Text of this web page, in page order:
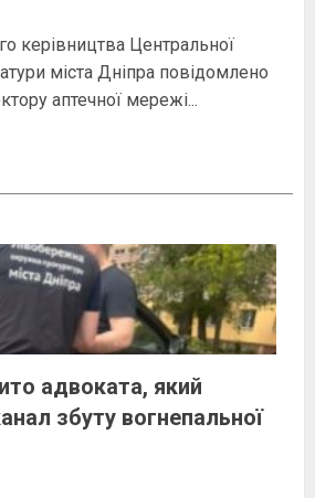
керівництва Центральної
міста Дніпра повідомлено
аптечної мережі...
адвоката, який
збуту вогнепальної